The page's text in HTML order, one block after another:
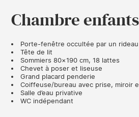
Chambre
Porte-fenêtre occultée par un rideau
Tête de lit
Sommiers 80×190 cm, 18 lattes
Chevet à poser et liseuse
Grand placard penderie
Coiffeuse/bureau avec prise, miroir
Salle d’eau privative
WC indépendant